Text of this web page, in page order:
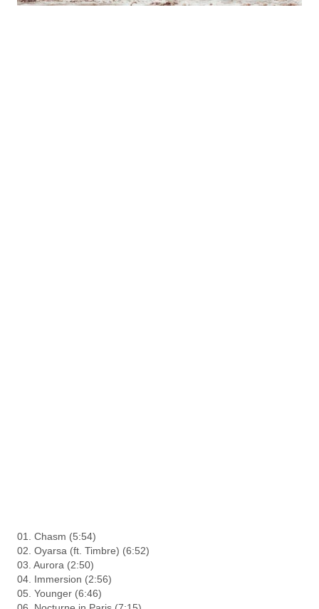
01. Chasm (5:54)
02. Oyarsa (ft. Timbre) (6:52)
03. Aurora (2:50)
04. Immersion (2:56)
05. Younger (6:46)